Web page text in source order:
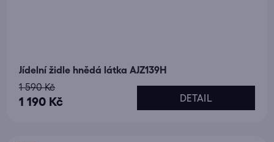
Jídelní židle hnědá látka AJZ139H
1 190 Kč
1 590 Kč
DETAIL